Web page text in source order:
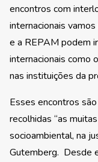
encontros com
internacionais
e a REPAM podem
internacionais como
nas instituições da
Esses encontros
recolhidas “as
socioambiental, na
Gutemberg. Desde